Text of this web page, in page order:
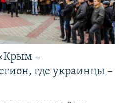
–
где украинцы –